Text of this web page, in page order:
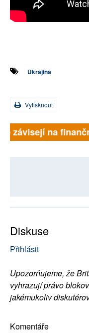
Ukrajina
Vytisknout
závisejí na
Diskuse
Přihlásit
Upozorňujeme, že
vyhrazují právo
jakémukoliv
Komentáře